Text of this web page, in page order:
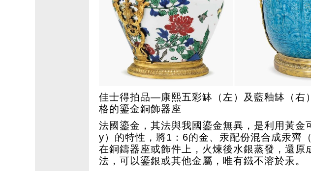
佳士得拍品—康熙五彩缽（左）及藍釉缽（右
格的鎏金銅飾器座
法國鎏金，其法與我國鎏金無異，是利用黃金
y）的特性，將1：6的金、汞配份混合成汞齊
在銅鑄器座或飾件上，火煉後水銀蒸發，還原
法，可以鎏銀或其他金屬，唯有鐵不溶於汞。